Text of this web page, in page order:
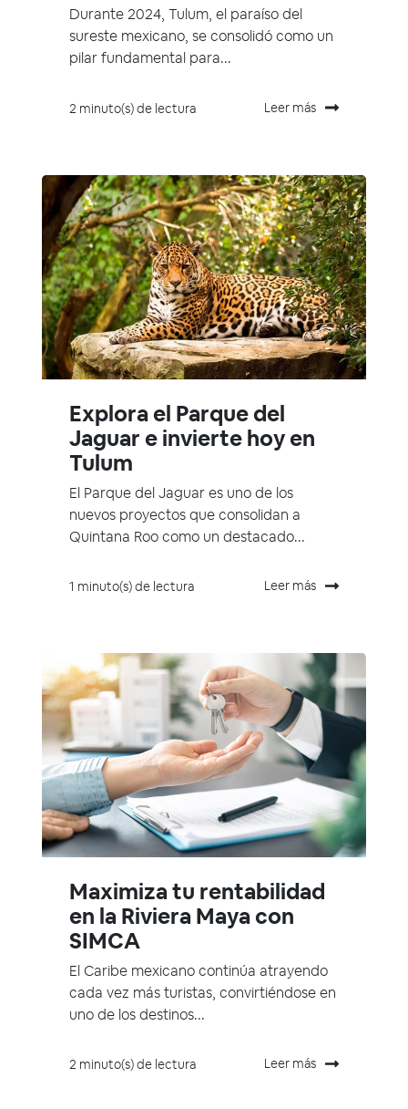
Durante 2024, Tulum, el paraíso del
sureste mexicano, se consolidó como un
pilar fundamental para...
2 minuto(s) de lectura Leer más
Explora el Parque del
Jaguar e invierte hoy en
Tulum
El Parque del Jaguar es uno de los
nuevos proyectos que consolidan a
Quintana Roo como un destacado...
1 minuto(s) de lectura Leer más
Maximiza tu rentabilidad
en la Riviera Maya con
SIMCA
El Caribe mexicano continúa atrayendo
cada vez más turistas, convirtiéndose en
uno de los destinos...
2 minuto(s) de lectura Leer más